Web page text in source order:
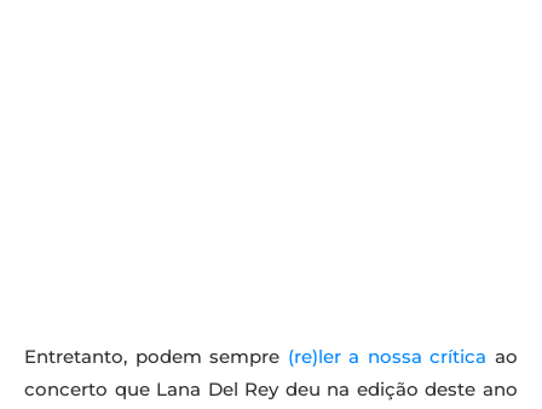
Entretanto, podem sempre (re)ler a nossa crítica ao
concerto que Lana Del Rey deu na edição deste ano